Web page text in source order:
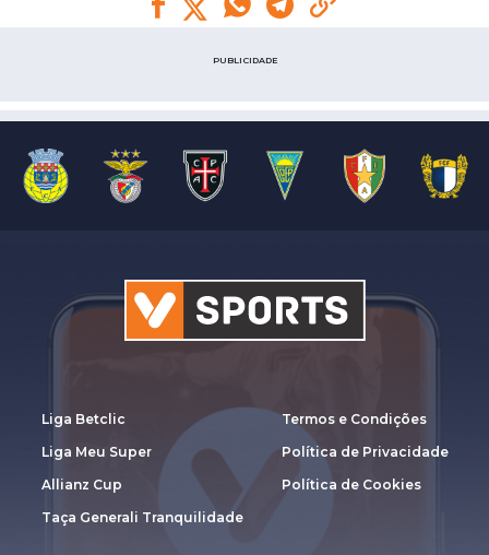
PUBLICIDADE
Liga Betclic
Liga Meu Super
Allianz Cup
Taça Generali Tranquilidade
Termos e Condições
Política de Privacidade
Política de Cookies